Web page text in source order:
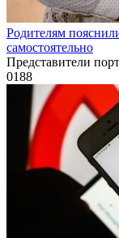
Родителям
самостоятельно
Представители
0188